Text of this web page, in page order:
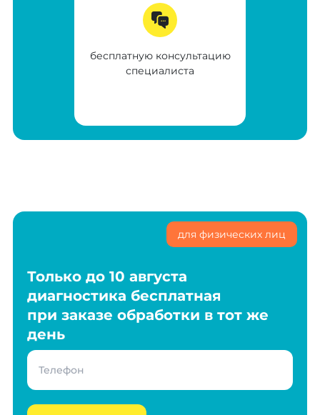
бесплатную консультацию
специалиста
Только до 10 августа
диагностика бесплатная
при заказе обработки в тот же
день
для физических лиц